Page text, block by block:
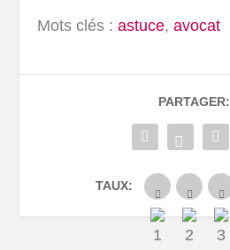
Mots clés : astuce,avocat
PARTAGER:
TAUX: